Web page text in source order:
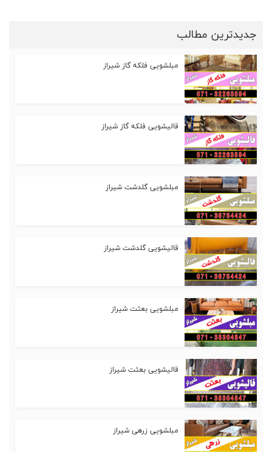
جدیدترین مطالب
مبلشویی فلکه گاز شیراز
قالیشویی فلکه گاز شیراز
مبلشویی گلدشت شیراز
قالیشویی گلدشت شیراز
مبلشویی بعثت شیراز
قالیشویی بعثت شیراز
مبلشویی زرهی شیراز